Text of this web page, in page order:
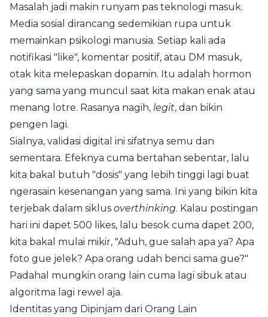
Masalah jadi makin runyam pas teknologi masuk.
Media sosial dirancang sedemikian rupa untuk
memainkan psikologi manusia. Setiap kali ada
notifikasi "like", komentar positif, atau DM masuk,
otak kita melepaskan dopamin. Itu adalah hormon
yang sama yang muncul saat kita makan enak atau
menang lotre. Rasanya nagih, legit, dan bikin
pengen lagi.
Sialnya, validasi digital ini sifatnya semu dan
sementara. Efeknya cuma bertahan sebentar, lalu
kita bakal butuh "dosis" yang lebih tinggi lagi buat
ngerasain kesenangan yang sama. Ini yang bikin kita
terjebak dalam siklus overthinking. Kalau postingan
hari ini dapet 500 likes, lalu besok cuma dapet 200,
kita bakal mulai mikir, "Aduh, gue salah apa ya? Apa
foto gue jelek? Apa orang udah benci sama gue?"
Padahal mungkin orang lain cuma lagi sibuk atau
algoritma lagi rewel aja.
Identitas yang Dipinjam dari Orang Lain